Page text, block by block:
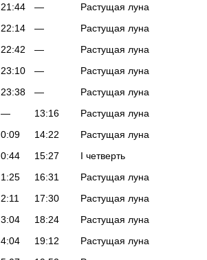
21:44 —
Растущая луна
22:14 —
Растущая луна
22:42 —
Растущая луна
23:10 —
Растущая луна
23:38 —
Растущая луна
— 13:16
Растущая луна
0:09 14:22
Растущая луна
0:44 15:27
I четверть
1:25 16:31
Растущая луна
2:11 17:30
Растущая луна
3:04 18:24
Растущая луна
4:04 19:12
Растущая луна